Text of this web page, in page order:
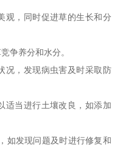
观，同时促进草的生长和分
争养分和水分。
况，发现病虫害及时采取防
适当进行土壤改良，如添加
如发现问题及时进行修复和